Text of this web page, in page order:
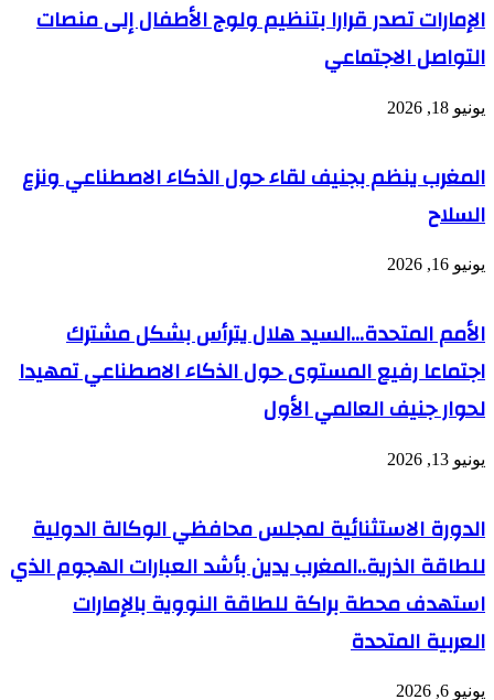
لدى
"حماس"
الإمارات تصدر قرارا بتنظيم ولوج الأطفال إلى منصات
التواصل الاجتماعي
يونيو 18, 2026
المغرب ينظم بجنيف لقاء حول الذكاء الاصطناعي ونزع
السلاح
يونيو 16, 2026
الأمم المتحدة…السيد هلال يترأس بشكل مشترك
اجتماعا رفيع المستوى حول الذكاء الاصطناعي تمهيدا
لحوار جنيف العالمي الأول
يونيو 13, 2026
الدورة الاستثنائية لمجلس محافظي الوكالة الدولية
للطاقة الذرية..المغرب يدين بأشد العبارات الهجوم الذي
استهدف محطة براكة للطاقة النووية بالإمارات
العربية المتحدة
يونيو 6, 2026